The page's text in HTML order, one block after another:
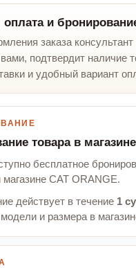
оплата и
заказа
подтвердит наличие
и удобный вариант
товара в магазине
бесплатное
CAT ORANGE.
действует в течение 1
и размера в